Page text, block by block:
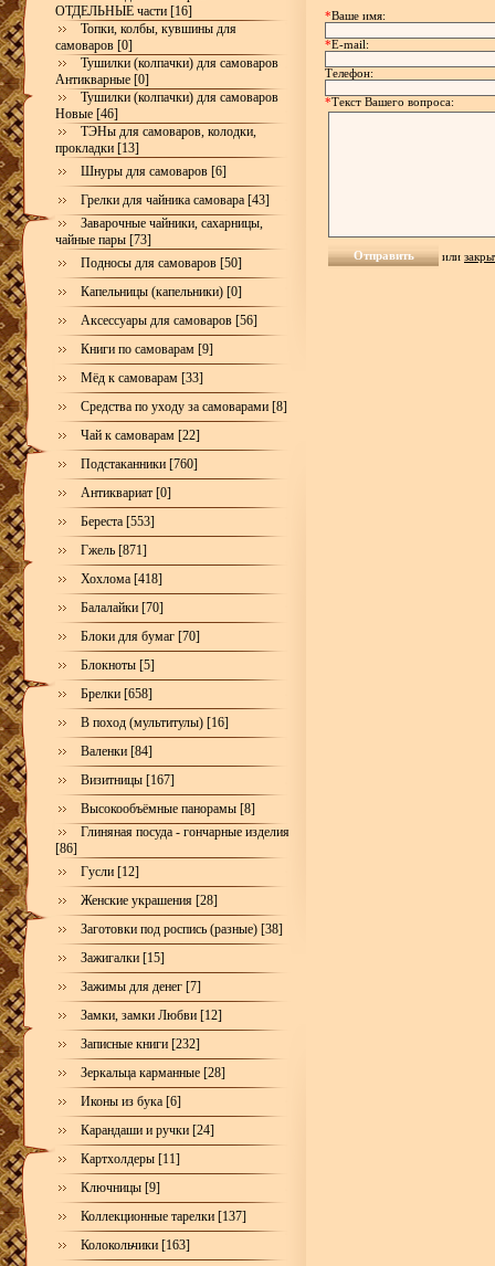
ОТДЕЛЬНЫЕ части [16]
Топки, колбы, кувшины для
самоваров [0]
Тушилки (колпачки) для самоваров
Антикварные [0]
Тушилки (колпачки) для самоваров
Новые [46]
ТЭНы для самоваров, колодки,
прокладки [13]
Шнуры для самоваров [6]
Грелки для чайника самовара [43]
Заварочные чайники, сахарницы,
чайные пары [73]
Подносы для самоваров [50]
Капельницы (капельники) [0]
Аксессуары для самоваров [56]
Книги по самоварам [9]
Мёд к самоварам [33]
Средства по уходу за самоварами [8]
Чай к самоварам [22]
Подстаканники [760]
Антиквариат [0]
Береста [553]
Гжель [871]
Хохлома [418]
Балалайки [70]
Блоки для бумаг [70]
Блокноты [5]
Брелки [658]
В поход (мультитулы) [16]
Валенки [84]
Визитницы [167]
Высокообъёмные панорамы [8]
Глиняная посуда - гончарные изделия
[86]
Гусли [12]
Женские украшения [28]
Заготовки под роспись (разные) [38]
Зажигалки [15]
Зажимы для денег [7]
Замки, замки Любви [12]
Записные книги [232]
Зеркальца карманные [28]
Иконы из бука [6]
Карандаши и ручки [24]
Картхолдеры [11]
Ключницы [9]
Коллекционные тарелки [137]
Колокольчики [163]
*Ваше имя:
*E-mail:
Телефон:
*Текст Вашего вопроса:
или